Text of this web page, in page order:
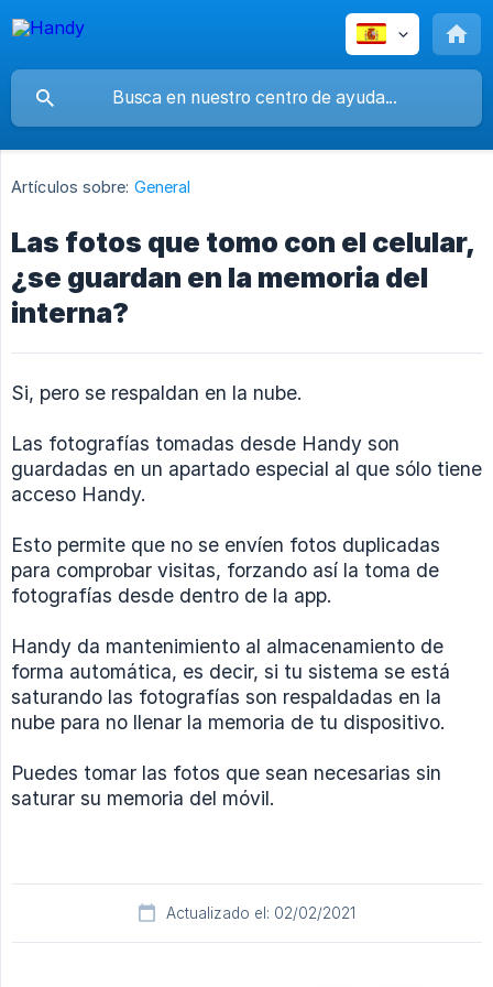
Artículos sobre: General
Las fotos que tomo con el celular,
¿se guardan en la memoria del
interna?
Si, pero se respaldan en la nube.
Las fotografías tomadas desde Handy son
guardadas en un apartado especial al que sólo tiene
acceso Handy.
Esto permite que no se envíen fotos duplicadas
para comprobar visitas, forzando así la toma de
fotografías desde dentro de la app.
Handy da mantenimiento al almacenamiento de
forma automática, es decir, si tu sistema se está
saturando las fotografías son respaldadas en la
nube para no llenar la memoria de tu dispositivo.
Puedes tomar las fotos que sean necesarias sin
saturar su memoria del móvil.
Actualizado el: 02/02/2021